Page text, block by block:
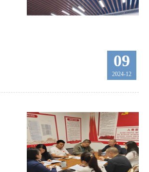
09
2024-12